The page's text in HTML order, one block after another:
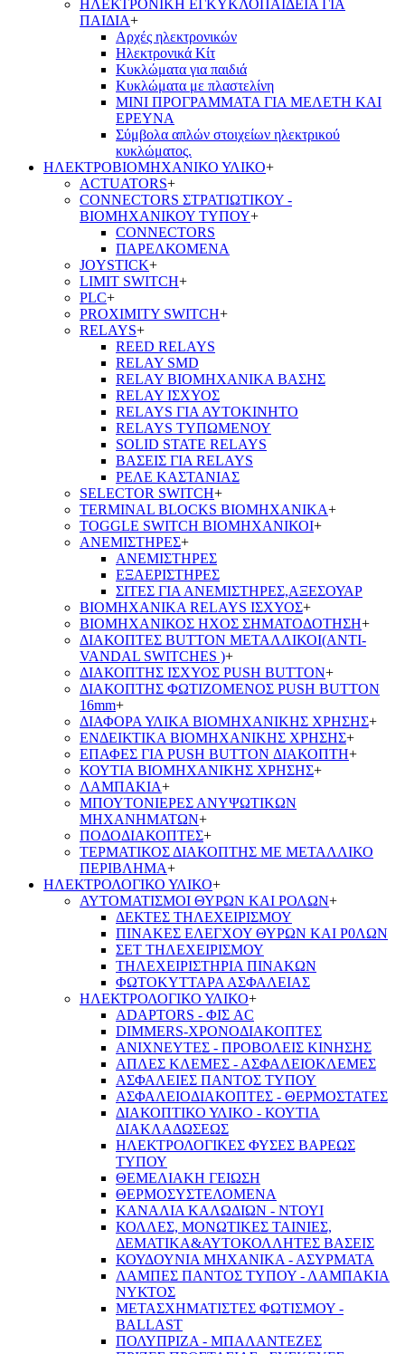
ΗΛΕΚΤΡΟΝΙΚΗ ΕΓΚΥΚΛΟΠΑΙΔΕΙΑ ΓΙΑ
ΠΑΙΔΙΑ+
Αρχές ηλεκτρονικών
Ηλεκτρονικά Κίτ
Κυκλώματα για παιδιά
Κυκλώματα με πλαστελίνη
ΜΙΝΙ ΠΡΟΓΡΑΜΜΑΤΑ ΓΙΑ ΜΕΛΕΤΗ ΚΑΙ
ΕΡΕΥΝΑ
Σύμβολα απλών στοιχείων ηλεκτρικού
κυκλώματος.
ΗΛΕΚΤΡΟΒΙΟΜΗΧΑΝΙΚΟ ΥΛΙΚΟ+
ACTUATORS+
CONNECTORS ΣΤΡΑΤΙΩΤΙΚΟΥ -
ΒΙΟΜΗΧΑΝΙΚΟΥ ΤΥΠΟΥ+
CONNECTORS
ΠΑΡΕΛΚΟΜΕΝΑ
JOYSTICK+
LIMIT SWITCH+
PLC+
PROXIMITY SWITCH+
RELAYS+
REED RELAYS
RELAY SMD
RELAY ΒΙΟΜΗΧΑΝΙΚΑ ΒΑΣΗΣ
RELAY ΙΣΧΥΟΣ
RELAYS ΓΙΑ ΑΥΤΟΚΙΝΗΤΟ
RELAYS ΤΥΠΩΜΕΝΟΥ
SOLID STATE RELAYS
ΒΑΣΕΙΣ ΓΙΑ RELAYS
ΡΕΛΕ ΚΑΣΤΑΝΙΑΣ
SELECTOR SWITCH+
TERMINAL BLOCKS ΒΙΟΜΗΧΑΝΙΚΑ+
TOGGLE SWITCH ΒΙΟΜΗΧΑΝΙΚΟΙ+
ΑΝΕΜΙΣΤΗΡΕΣ+
ΑΝΕΜΙΣΤΗΡΕΣ
ΕΞΑΕΡΙΣΤΗΡΕΣ
ΣΙΤΕΣ ΓΙΑ ΑΝΕΜΙΣΤΗΡΕΣ,ΑΞΕΣΟΥΑΡ
ΒΙΟΜΗΧΑΝΙΚΑ RELAYS ΙΣΧΥΟΣ+
ΒΙΟΜΗΧΑΝΙΚΟΣ ΗΧΟΣ ΣΗΜΑΤΟΔΟΤΗΣΗ+
ΔΙΑΚΟΠΤΕΣ BUTTON ΜΕΤΑΛΛΙΚΟΙ(ANTI-
VANDAL SWITCHES )+
ΔΙΑΚΟΠΤΗΣ ΙΣΧΥΟΣ PUSH BUTTON+
ΔΙΑΚΟΠΤΗΣ ΦΩΤΙΖΟΜΕΝΟΣ PUSH BUTTON
16mm+
ΔΙΑΦΟΡΑ ΥΛΙΚΑ ΒΙΟΜΗΧΑΝΙΚΗΣ ΧΡΗΣΗΣ+
ΕΝΔΕΙΚΤΙΚΑ ΒΙΟΜΗΧΑΝΙΚΗΣ ΧΡΗΣΗΣ+
ΕΠΑΦΕΣ ΓΙΑ PUSH BUTTON ΔΙΑΚΟΠΤΗ+
ΚΟΥΤΙΑ ΒΙΟΜΗΧΑΝΙΚΗΣ ΧΡΗΣΗΣ+
ΛΑΜΠΑΚΙΑ+
ΜΠΟΥΤΟΝΙΕΡΕΣ ΑΝΥΨΩΤΙΚΩΝ
ΜΗΧΑΝΗΜΑΤΩΝ+
ΠΟΔΟΔΙΑΚΟΠΤΕΣ+
ΤΕΡΜΑΤΙΚΟΣ ΔΙΑΚΟΠΤΗΣ ΜΕ ΜΕΤΑΛΛΙΚΟ
ΠΕΡΙΒΛΗΜΑ+
ΗΛΕΚΤΡΟΛΟΓΙΚΟ ΥΛΙΚΟ+
ΑΥΤΟΜΑΤΙΣΜΟΙ ΘΥΡΩΝ ΚΑΙ ΡΟΛΩΝ+
ΔΕΚΤΕΣ ΤΗΛΕΧΕΙΡΙΣΜΟΥ
ΠΙΝΑΚΕΣ ΕΛΕΓΧΟΥ ΘΥΡΩΝ ΚΑΙ Ρ0ΛΩΝ
ΣΕΤ ΤΗΛΕΧΕΙΡΙΣΜΟΥ
ΤΗΛΕΧΕΙΡΙΣΤΗΡΙΑ ΠΙΝΑΚΩΝ
ΦΩΤΟΚΥΤΤΑΡΑ ΑΣΦΑΛΕΙΑΣ
ΗΛΕΚΤΡΟΛΟΓΙΚΟ ΥΛΙΚΟ+
ADAPTORS - ΦΙΣ AC
DIMMERS-ΧΡΟΝΟΔΙΑΚΟΠΤΕΣ
ΑΝΙΧΝΕΥΤΕΣ - ΠΡΟΒΟΛΕΙΣ ΚΙΝΗΣΗΣ
ΑΠΛΕΣ ΚΛΕΜΕΣ - ΑΣΦΑΛΕΙΟΚΛΕΜΕΣ
ΑΣΦΑΛΕΙΕΣ ΠΑΝΤΟΣ ΤΥΠΟΥ
ΑΣΦΑΛΕΙΟΔΙΑΚΟΠΤΕΣ - ΘΕΡΜΟΣΤΑΤΕΣ
ΔΙΑΚΟΠΤΙΚΟ ΥΛΙΚΟ - ΚΟΥΤΙΑ
ΔΙΑΚΛΑΔΩΣΕΩΣ
ΗΛΕΚΤΡΟΛΟΓΙΚΕΣ ΦΥΣΕΣ ΒΑΡΕΩΣ
ΤΥΠΟΥ
ΘΕΜΕΛΙΑΚΗ ΓΕΙΩΣΗ
ΘΕΡΜΟΣΥΣΤΕΛΟΜΕΝΑ
ΚΑΝΑΛΙΑ ΚΑΛΩΔΙΩΝ - ΝΤΟΥΙ
ΚΟΛΛΕΣ, ΜΟΝΩΤΙΚΕΣ ΤΑΙΝΙΕΣ,
ΔΕΜΑΤΙΚΑ&ΑΥΤΟΚΟΛΛΗΤΕΣ ΒΑΣΕΙΣ
ΚΟΥΔΟΥΝΙΑ ΜΗΧΑΝΙΚΑ - ΑΣΥΡΜΑΤΑ
ΛΑΜΠΕΣ ΠΑΝΤΟΣ ΤΥΠΟΥ - ΛΑΜΠΑΚΙΑ
ΝΥΚΤΟΣ
ΜΕΤΑΣΧΗΜΑΤΙΣΤΕΣ ΦΩΤΙΣΜΟΥ -
BALLAST
ΠΟΛΥΠΡΙΖΑ - ΜΠΑΛΑΝΤΕΖΕΣ